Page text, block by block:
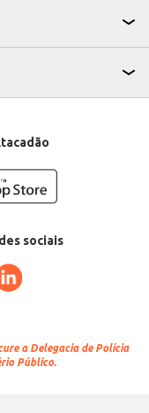
sociais
a Delegacia de Polícia
Público.